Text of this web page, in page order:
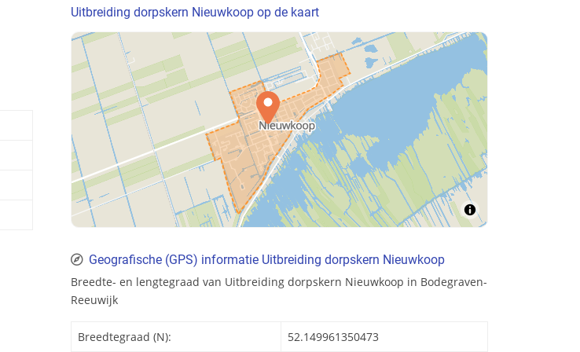
Uitbreiding dorpskern Nieuwkoop op de kaart
Geografische (GPS) informatie Uitbreiding dorpskern Nieuwkoop
Breedte- en lengtegraad van Uitbreiding dorpskern Nieuwkoop in Bodegraven-
Reeuwijk
Breedtegraad (N):
52.149961350473